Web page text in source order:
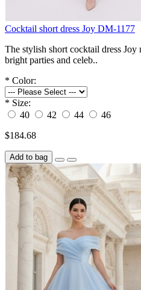
Cocktail short dress Joy DM-1177
The stylish short cocktail dress Joy
bright parties and celeb..
* Color:
* Size:
40
42 44
46
$184.68
Add to bag